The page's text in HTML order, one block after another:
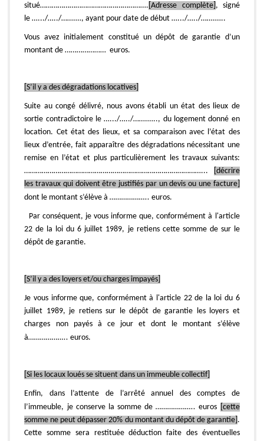
situé………………………………………………. [Adresse complète] , signé
le ….../…../…….…, ayant pour date de début ….../…../…….…..
Vous avez initialement constitué un dépôt de garantie d’un
montant de ………………… euros.
[S’il y a des dégradations locatives]
Suite au congé délivré, nous avons établi un état des lieux de
sortie contradictoire le ….../…../…….….., du logement donné en
location. Cet état des lieux, et sa comparaison avec l’état des
lieux d’entrée, fait apparaître des dégradations nécessitant une
remise en l’état et plus particulièrement les travaux suivants:
………………………………………………………………………………...
[décrire
les travaux qui doivent être justifiés par un devis ou une facture]
dont le montant s’élève à………………..euros.
Par conséquent, je vous informe que, conformément à l'article
22 de la loi du 6 juillet 1989, je retiens cette somme de sur le
dépôt de garantie.
[S’il y a des loyers et/ou charges impayés]
Je vous informe que, conformément à l'article 22 de la loi du 6
juillet 1989, je retiens sur le dépôt de garantie les loyers et
charges non payés à ce jour et dont le montant s’élève
à………………..euros.
[Si les locaux loués se situent dans un immeuble collectif]
Enfin, dans l’attente de l’arrêté annuel des comptes de
l’immeuble, je conserve la somme de………………..euros
[cette
somme ne peut dépasser 20% du montant du dépôt de garantie] .
Cette somme sera restituée déduction faite des éventuelles